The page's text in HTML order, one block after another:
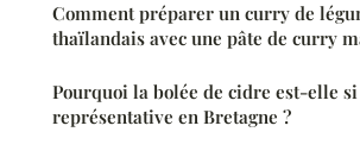
Comment préparer un curry de
thaïlandais avec une pâte de curry
Pourquoi la bolée de cidre est-elle si
représentative en Bretagne ?